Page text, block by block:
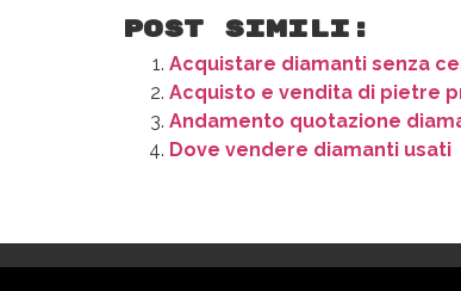
Post Simili:
Acquistare diamanti senza
Acquisto e vendita di pietre
Andamento quotazione
Dove vendere diamanti usati